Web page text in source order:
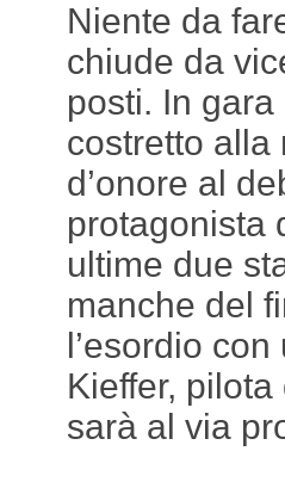
Niente da
chiude da
posti. In
costretto alla
d’onore al
protagonista
ultime due
manche del
l’esordio
Kieffer,
sarà al via